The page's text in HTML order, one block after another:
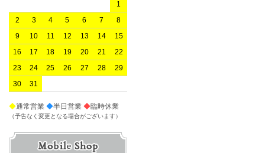
1
2
3 4 5 6 7
8
9
10 11 12 13 14
15
16
17 18 19 20 21
22
23
24 25 26 27 28
29
30
31
◆通常営業 ◆半日営業 ◆臨時休業
（予告なく変更となる場合がございます）